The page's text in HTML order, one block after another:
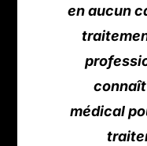
en aucun
médical